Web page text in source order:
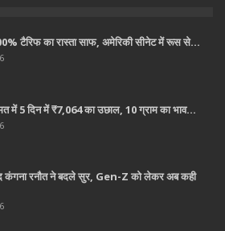
टैरिफ का रास्ता साफ, अमेरिकी सीनेट में रूस से…
में 5 दिन में ₹7,064 का उछाल, 10 ग्राम का भाव…
कंगना रनौत ने बदले सुर, Gen-Z को लेकर अब कही